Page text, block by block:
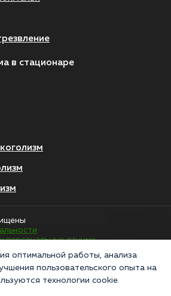
в стационаре
персональных данных
narkologiya24.clinic против распространения,
веществ. Незаконное производство,
оптимальной работы, анализа
пользовательского опыта на
технологии cookie.